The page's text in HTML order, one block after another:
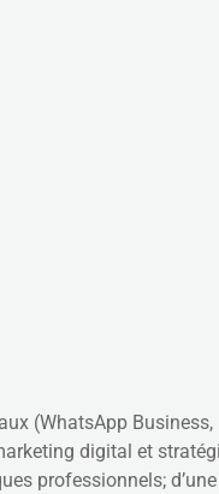
(WhatsApp Business,
digital et
professionnels;